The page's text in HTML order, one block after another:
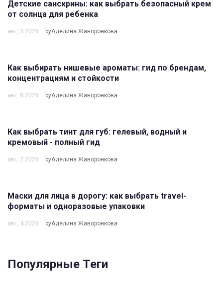
Детские санскрины: как выбрать безопасный крем
от солнца для ребенка
авг, 3 2026 byАделина Жаворонкова
Как выбирать нишевые ароматы: гид по брендам,
концентрациям и стойкости
авг, 8 2026 byАделина Жаворонкова
Как выбрать тинт для губ: гелевый, водный и
кремовый - полный гид
авг, 2 2026 byАделина Жаворонкова
Маски для лица в дорогу: как выбрать travel-
форматы и одноразовые упаковки
авг, 4 2026 byАделина Жаворонкова
Популярные Теги